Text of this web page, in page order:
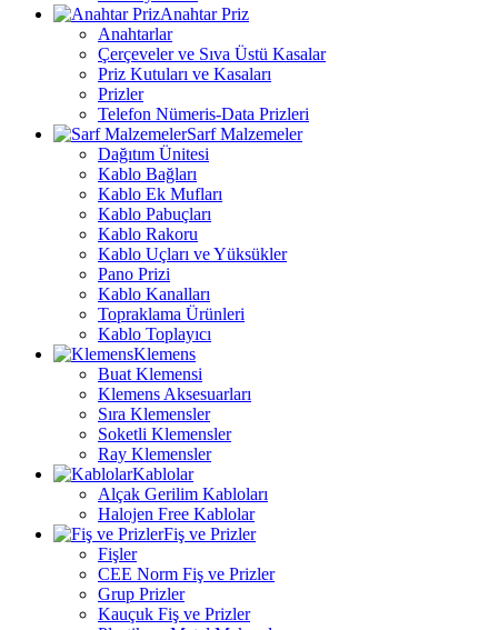
Anahtar Priz
Anahtarlar
Çerçeveler ve Sıva Üstü Kasalar
Priz Kutuları ve Kasaları
Prizler
Telefon Nümeris-Data Prizleri
Sarf Malzemeler
Dağıtım Ünitesi
Kablo Bağları
Kablo Ek Mufları
Kablo Pabuçları
Kablo Rakoru
Kablo Uçları ve Yüksükler
Pano Prizi
Kablo Kanalları
Topraklama Ürünleri
Kablo Toplayıcı
Klemens
Buat Klemensi
Klemens Aksesuarları
Sıra Klemensler
Soketli Klemensler
Ray Klemensler
Kablolar
Alçak Gerilim Kabloları
Halojen Free Kablolar
Fiş ve Prizler
Fişler
CEE Norm Fiş ve Prizler
Grup Prizler
Kauçuk Fiş ve Prizler